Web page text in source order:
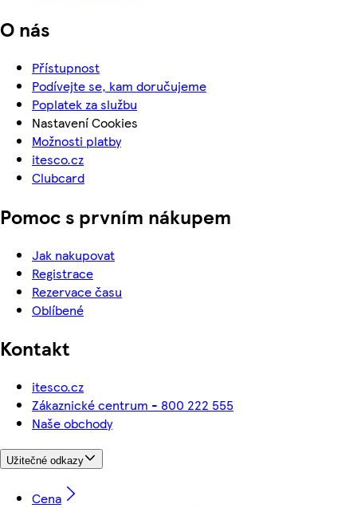
O nás
Přístupnost
Podívejte se, kam doručujeme
Poplatek za službu
Nastavení Cookies
Možnosti platby
itesco.cz
Clubcard
Pomoc s prvním nákupem
Jak nakupovat
Registrace
Rezervace času
Oblíbené
Kontakt
itesco.cz
Zákaznické centrum - 800 222 555
Naše obchody
Užitečné odkazy
Cena